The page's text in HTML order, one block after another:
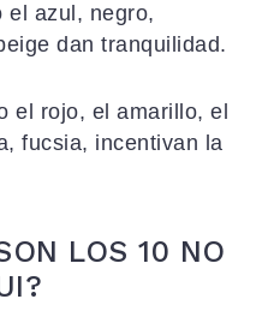
el azul, negro,
dan tranquilidad.
el rojo, el amarillo, el
fucsia, incentivan la
LOS 10 NO